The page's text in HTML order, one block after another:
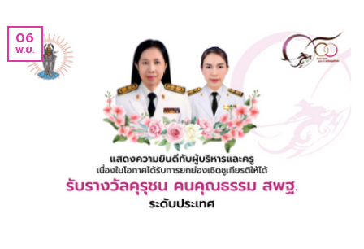
06
พ.ย.